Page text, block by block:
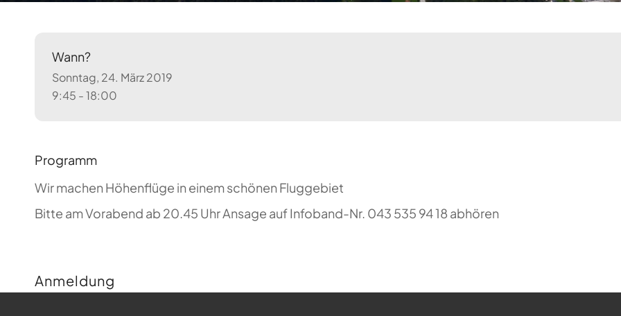
Wann?
Sonntag, 24. März 2019
9:45 - 18:00
Programm
Wir machen Höhenflüge in einem schönen Fluggebiet
Bitte am Vorabend ab 20.45 Uhr Ansage auf Infoband-Nr. 043 535 94 18 abhören
Anmeldung